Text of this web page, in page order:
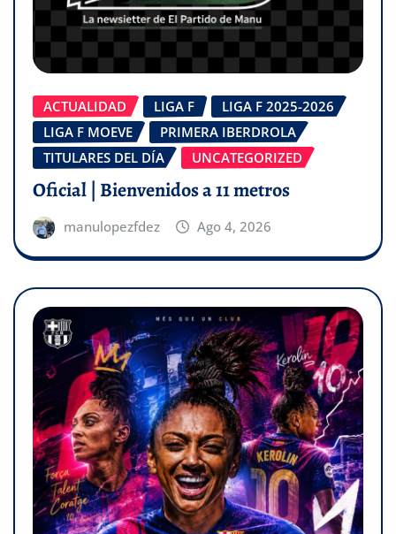
ACTUALIDAD LIGA F
LIGA F 2025-2026
LIGA F MOEVE
PRIMERA IBERDROLA
TITULARES DEL DÍA
UNCATEGORIZED
Oficial | Bienvenidos a 11 metros
manulopezfdez Ago 4, 2026